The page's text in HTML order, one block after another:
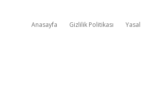
Anasayfa Gizlilik Politikası